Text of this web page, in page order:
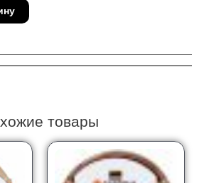
товары